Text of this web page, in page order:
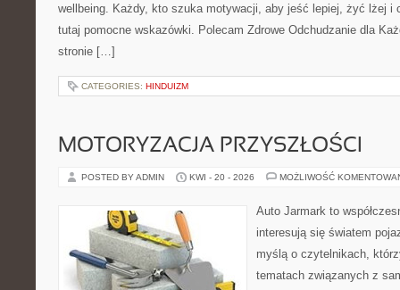
wellbeing. Każdy, kto szuka motywacji, aby jeść lepiej, żyć lżej i
tutaj pomocne wskazówki. Polecam Zdrowe Odchudzanie dla
stronie […]
CATEGORIES: HINDUIZM
MOTORYZACJA PRZYSZŁOŚCI
POSTED BY ADMIN KWI - 20 - 2026 MOŻLIWOŚĆ
Auto Jarmark to
interesują się światem
myślą o czytelnikach,
tematach związanych z